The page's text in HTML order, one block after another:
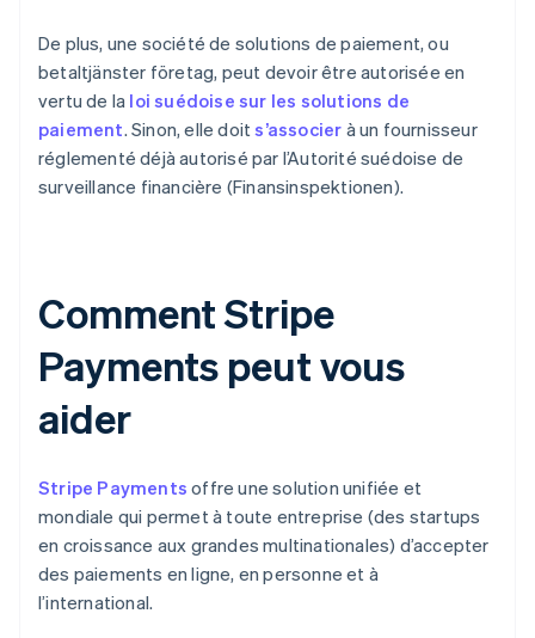
De plus, une société de solutions de paiement, ou
betaltjänster företag, peut devoir être autorisée en
vertu de la loi suédoise sur les solutions de
paiement. Sinon, elle doits’associer à un fournisseur
réglementé déjà autorisé par l’Autorité suédoise de
surveillance financière (Finansinspektionen).
Comment Stripe
Payments peut vous
aider
Stripe Payments offre une solution unifiée et
mondiale qui permet à toute entreprise (des startups
en croissance aux grandes multinationales) d’accepter
des paiements en ligne, en personne et à
l’international.